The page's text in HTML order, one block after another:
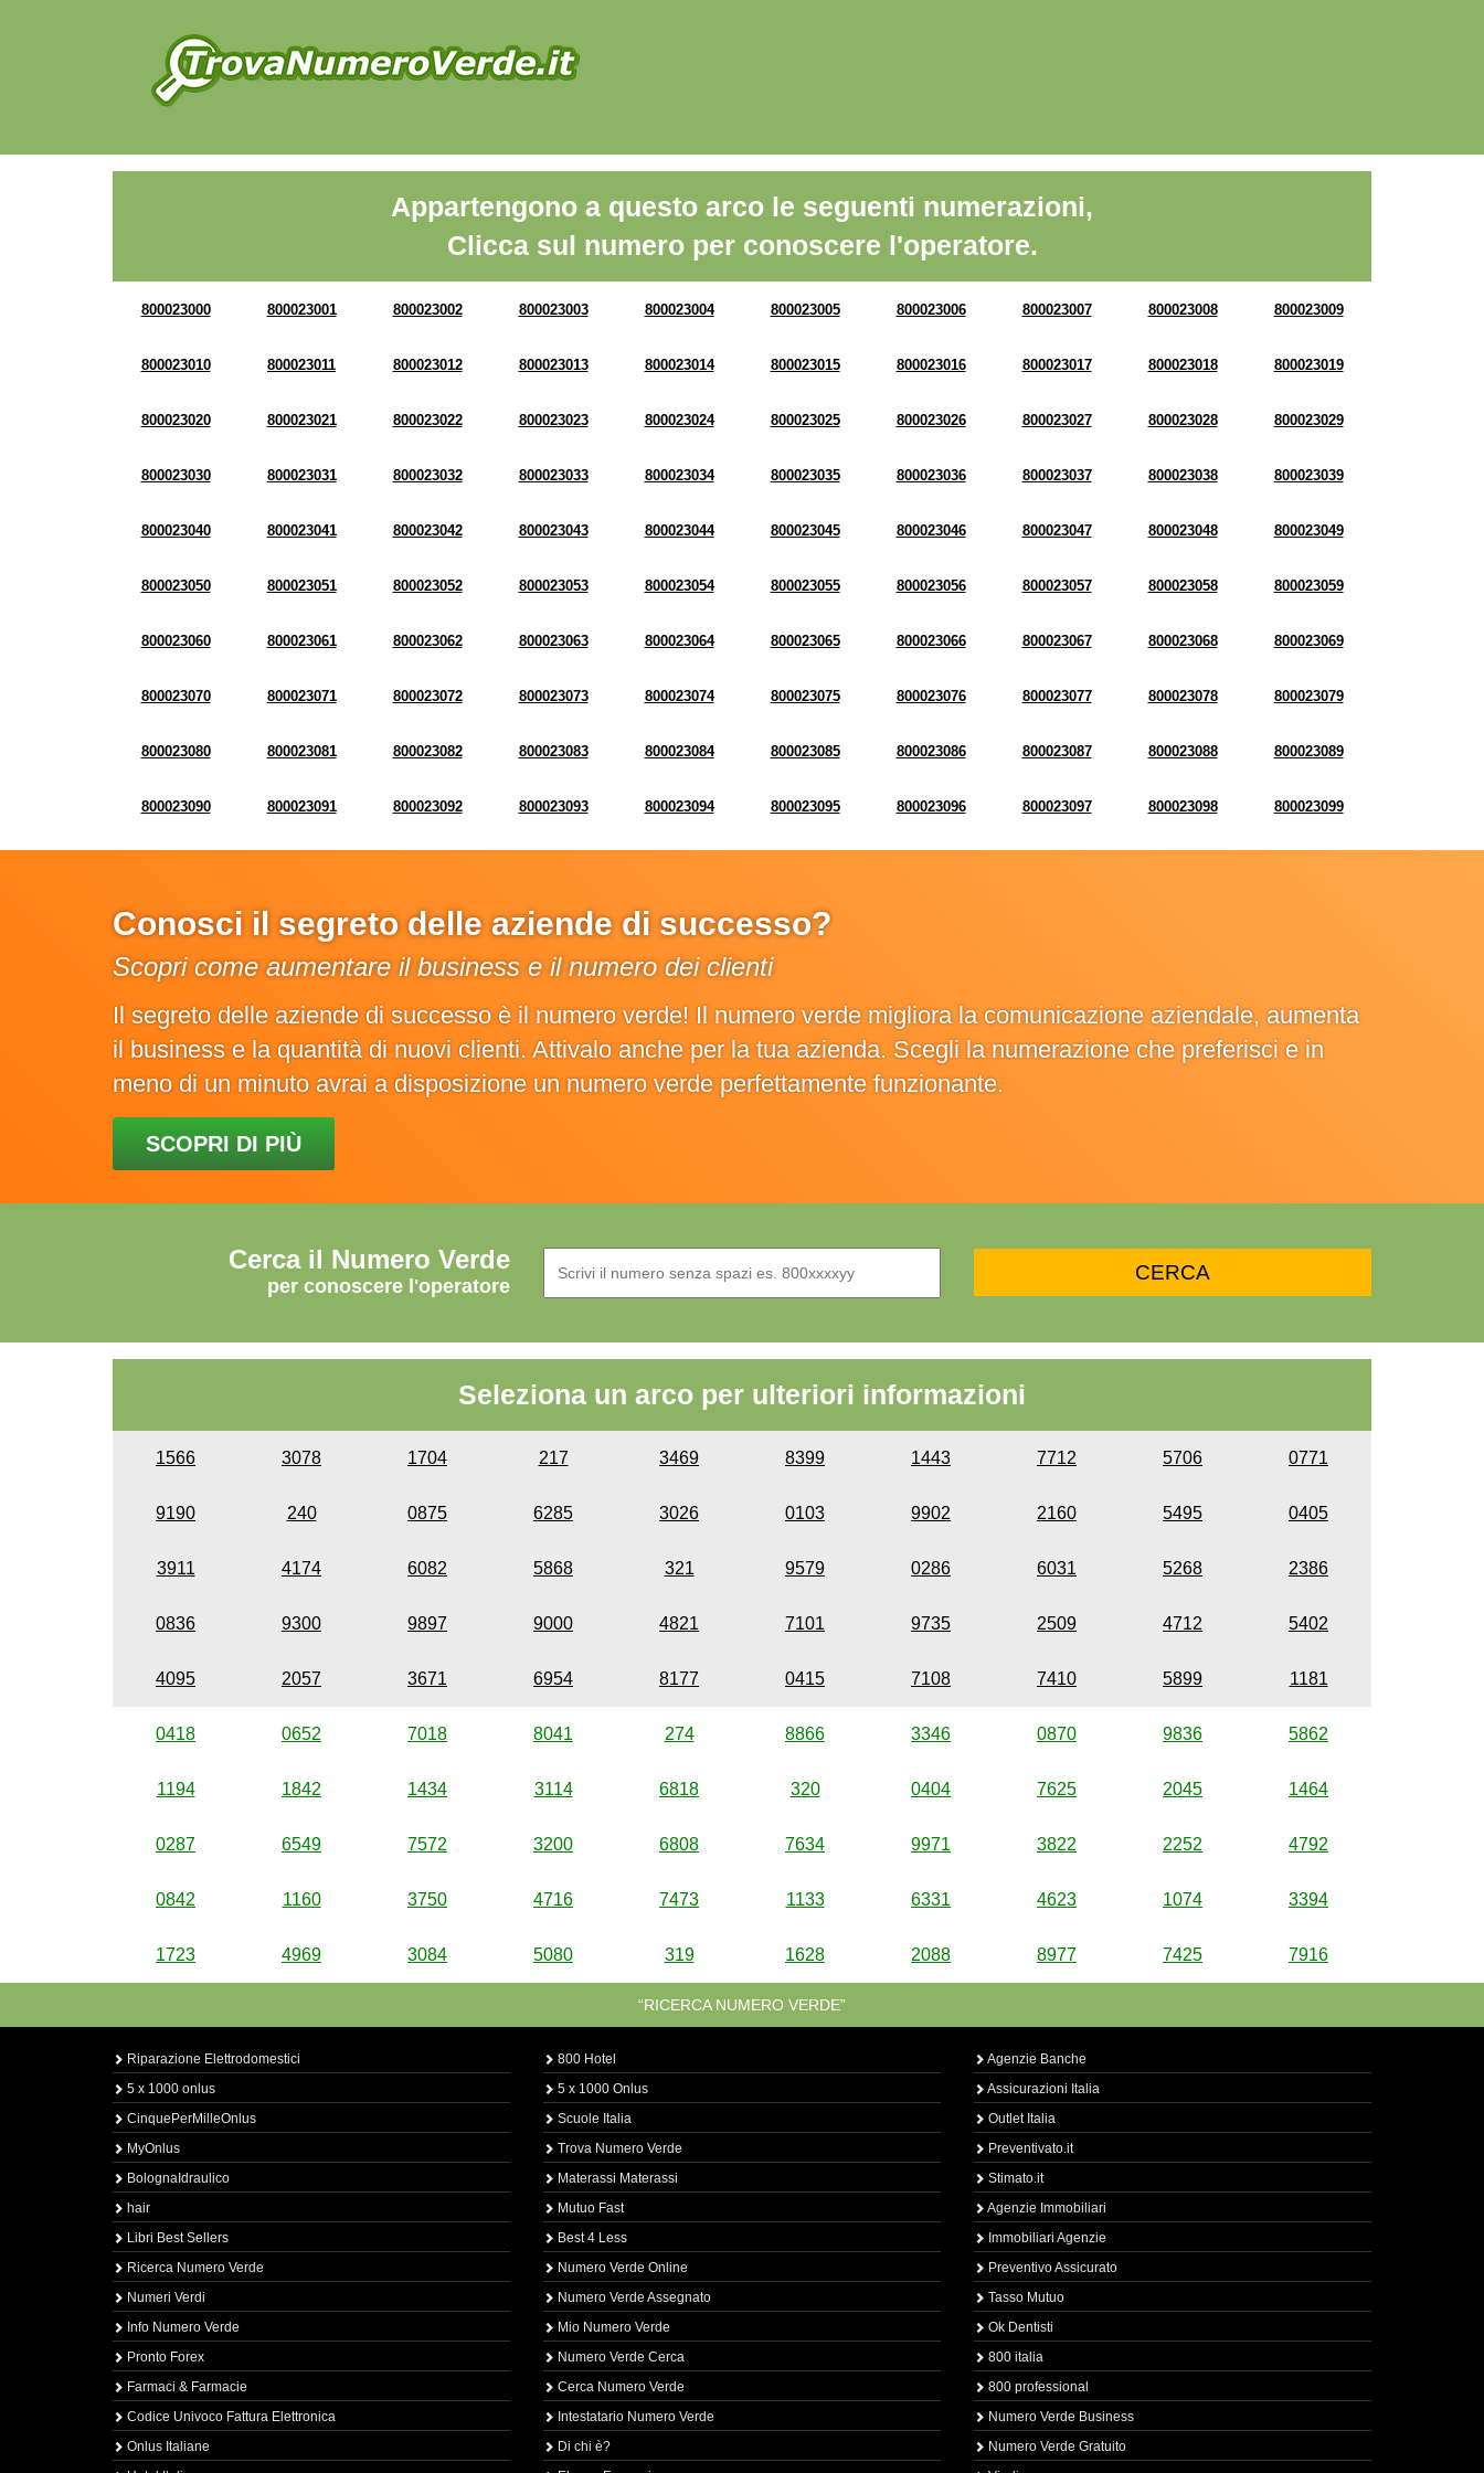
Appartengono a questo arco le seguenti numerazioni,
Clicca sul numero per conoscere l'operatore.
800023000 800023001 800023002 800023003 800023004 800023005 800023006 800023007 800023008 800023009
800023010 800023011 800023012 800023013 800023014 800023015 800023016 800023017 800023018 800023019
800023020 800023021 800023022 800023023 800023024 800023025 800023026 800023027 800023028 800023029
800023030 800023031 800023032 800023033 800023034 800023035 800023036 800023037 800023038 800023039
800023040 800023041 800023042 800023043 800023044 800023045 800023046 800023047 800023048 800023049
800023050 800023051 800023052 800023053 800023054 800023055 800023056 800023057 800023058 800023059
800023060 800023061 800023062 800023063 800023064 800023065 800023066 800023067 800023068 800023069
800023070 800023071 800023072 800023073 800023074 800023075 800023076 800023077 800023078 800023079
800023080 800023081 800023082 800023083 800023084 800023085 800023086 800023087 800023088 800023089
800023090 800023091 800023092 800023093 800023094 800023095 800023096 800023097 800023098 800023099
Conosci il segreto delle aziende di successo?
Scopri come aumentare il business e il numero dei clienti
Il segreto delle aziende di successo è il numero verde! Il numero verde migliora la comunicazione aziendale, aumenta
il business e la quantità di nuovi clienti. Attivalo anche per la tua azienda. Scegli la numerazione che preferisci e in
meno di un minuto avrai a disposizione un numero verde perfettamente funzionante.
SCOPRI DI PIÙ
Cerca il Numero Verde
per conoscere l'operatore
Seleziona un arco per ulteriori informazioni
1566 3078 1704 217 3469 8399 1443 7712 5706 0771
9190 240 0875 6285 3026 0103 9902 2160 5495 0405
3911 4174 6082 5868 321 9579 0286 6031 5268 2386
0836 9300 9897 9000 4821 7101 9735 2509 4712 5402
4095 2057 3671 6954 8177 0415 7108 7410 5899 1181
0418 0652 7018 8041 274 8866 3346 0870 9836 5862
1194 1842 1434 3114 6818 320 0404 7625 2045 1464
0287 6549 7572 3200 6808 7634 9971 3822 2252 4792
0842 1160 3750 4716 7473 1133 6331 4623 1074 3394
1723 4969 3084 5080 319 1628 2088 8977 7425 7916
“RICERCA NUMERO VERDE”
Riparazione Elettrodomestici
5 x 1000 onlus
CinquePerMilleOnlus
MyOnlus
BolognaIdraulico
hair
Libri Best Sellers
Ricerca Numero Verde
Numeri Verdi
Info Numero Verde
Pronto Forex
Farmaci & Farmacie
Codice Univoco Fattura Elettronica
Onlus Italiane
800 Hotel
5 x 1000 Onlus
Scuole Italia
Trova Numero Verde
Materassi Materassi
Mutuo Fast
Best 4 Less
Numero Verde Online
Numero Verde Assegnato
Mio Numero Verde
Numero Verde Cerca
Cerca Numero Verde
Intestatario Numero Verde
Di chi è?
Agenzie Banche
Assicurazioni Italia
Outlet Italia
Preventivato.it
Stimato.it
Agenzie Immobiliari
Immobiliari Agenzie
Preventivo Assicurato
Tasso Mutuo
Ok Dentisti
800 italia
800 professional
Numero Verde Business
Numero Verde Gratuito